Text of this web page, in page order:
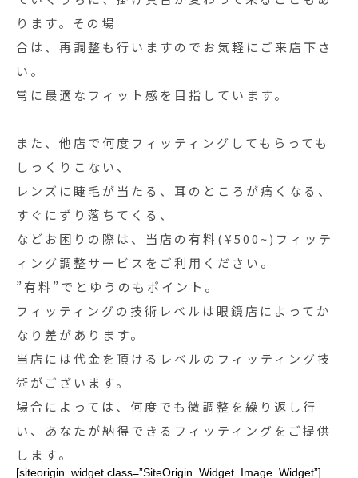
ります。その場
合は、再調整も行いますのでお気軽にご来店下さ
い。
常に最適なフィット感を目指しています。
また、他店で何度フィッティングしてもらっても
しっくりこない、
レンズに睫毛が当たる、耳のところが痛くなる、
すぐにずり落ちてくる、
などお困りの際は、当店の有料(¥500~)フィッテ
ィング調整サービスをご利用ください。
”有料”でとゆうのもポイント。
フィッティングの技術レベルは眼鏡店によってか
なり差があります。
当店には代金を頂けるレベルのフィッティング技
術がございます。
場合によっては、何度でも微調整を繰り返し行
い、あなたが納得できるフィッティングをご提供
します。
[siteorigin_widget class=”SiteOrigin_Widget_Image_Widget”]